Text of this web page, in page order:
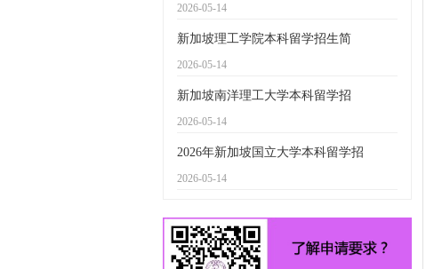
2026-05-14
新加坡理工学院本科留学招生简
2026-05-14
新加坡南洋理工大学本科留学招
2026-05-14
2026年新加坡国立大学本科留学招
2026-05-14